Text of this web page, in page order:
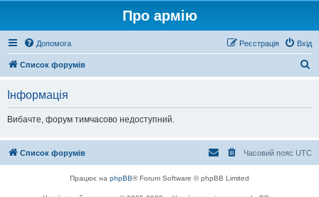
Про армію
Допомога Вхід
Реєстрація
Список форумів
Інформація
Вибачте, форум тимчасово недоступний.
Список форумів Часовий пояс UTC
Працює на phpBB® Forum Software © phpBB Limited